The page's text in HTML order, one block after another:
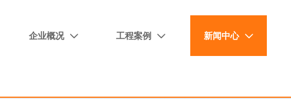
企业概况  工程案例  新闻中心 